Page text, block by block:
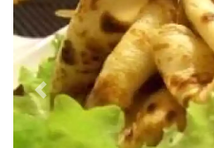
Précédent